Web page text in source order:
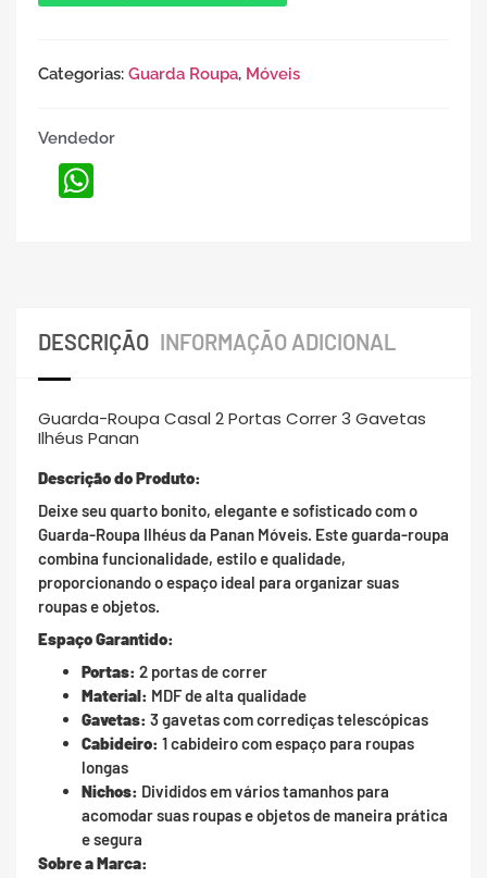
Categorias: Guarda Roupa, Móveis
Vendedor
DESCRIÇÃO INFORMAÇÃO ADICIONAL
Guarda-Roupa Casal 2 Portas Correr 3 Gavetas
Ilhéus Panan
Descrição do Produto:
Deixe seu quarto bonito, elegante e sofisticado com o
Guarda-Roupa Ilhéus da Panan Móveis. Este guarda-roupa
combina funcionalidade, estilo e qualidade,
proporcionando o espaço ideal para organizar suas
roupas e objetos.
Espaço Garantido:
Portas: 2 portas de correr
Material: MDF de alta qualidade
Gavetas: 3 gavetas com corrediças telescópicas
Cabideiro: 1 cabideiro com espaço para roupas
longas
Nichos: Divididos em vários tamanhos para
acomodar suas roupas e objetos de maneira prática
e segura
Sobre a Marca: